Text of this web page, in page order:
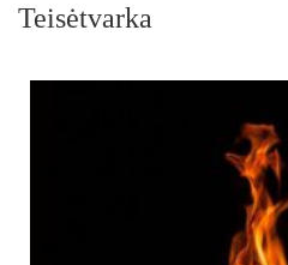
Teisėtvarka